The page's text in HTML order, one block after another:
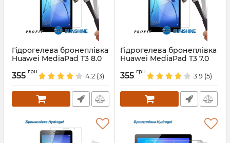
Гідрогелева бронеплівка
Huawei MediaPad T3 8.0
Артикул:68616
355 грн
4.2 (3)
Гідрогелева бронеплівка
Huawei MediaPad T3 7.0
Артикул:68615
355 грн
3.9 (5)